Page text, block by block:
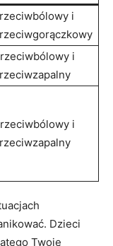
i
i
i
Dzieci‍
Twoje